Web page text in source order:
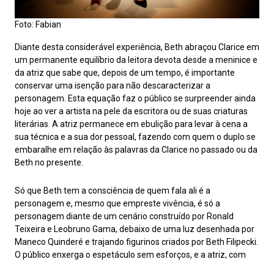
Foto: Fabian
Diante desta considerável experiência, Beth abraçou Clarice em
um permanente equilíbrio da leitora devota desde a meninice e
da atriz que sabe que, depois de um tempo, é importante
conservar uma isenção para não descaracterizar a
personagem. Esta equação faz o público se surpreender ainda
hoje ao ver a artista na pele da escritora ou de suas criaturas
literárias. A atriz permanece em ebulição para levar à cena a
sua técnica e a sua dor pessoal, fazendo com quem o duplo se
embaralhe em relação às palavras da Clarice no passado ou da
Beth no presente.
Só que Beth tem a consciência de quem fala ali é a
personagem e, mesmo que empreste vivência, é só a
personagem diante de um cenário construído por Ronald
Teixeira e Leobruno Gama, debaixo de uma luz desenhada por
Maneco Quinderé e trajando figurinos criados por Beth Filipecki.
O público enxerga o espetáculo sem esforços, e a atriz, com